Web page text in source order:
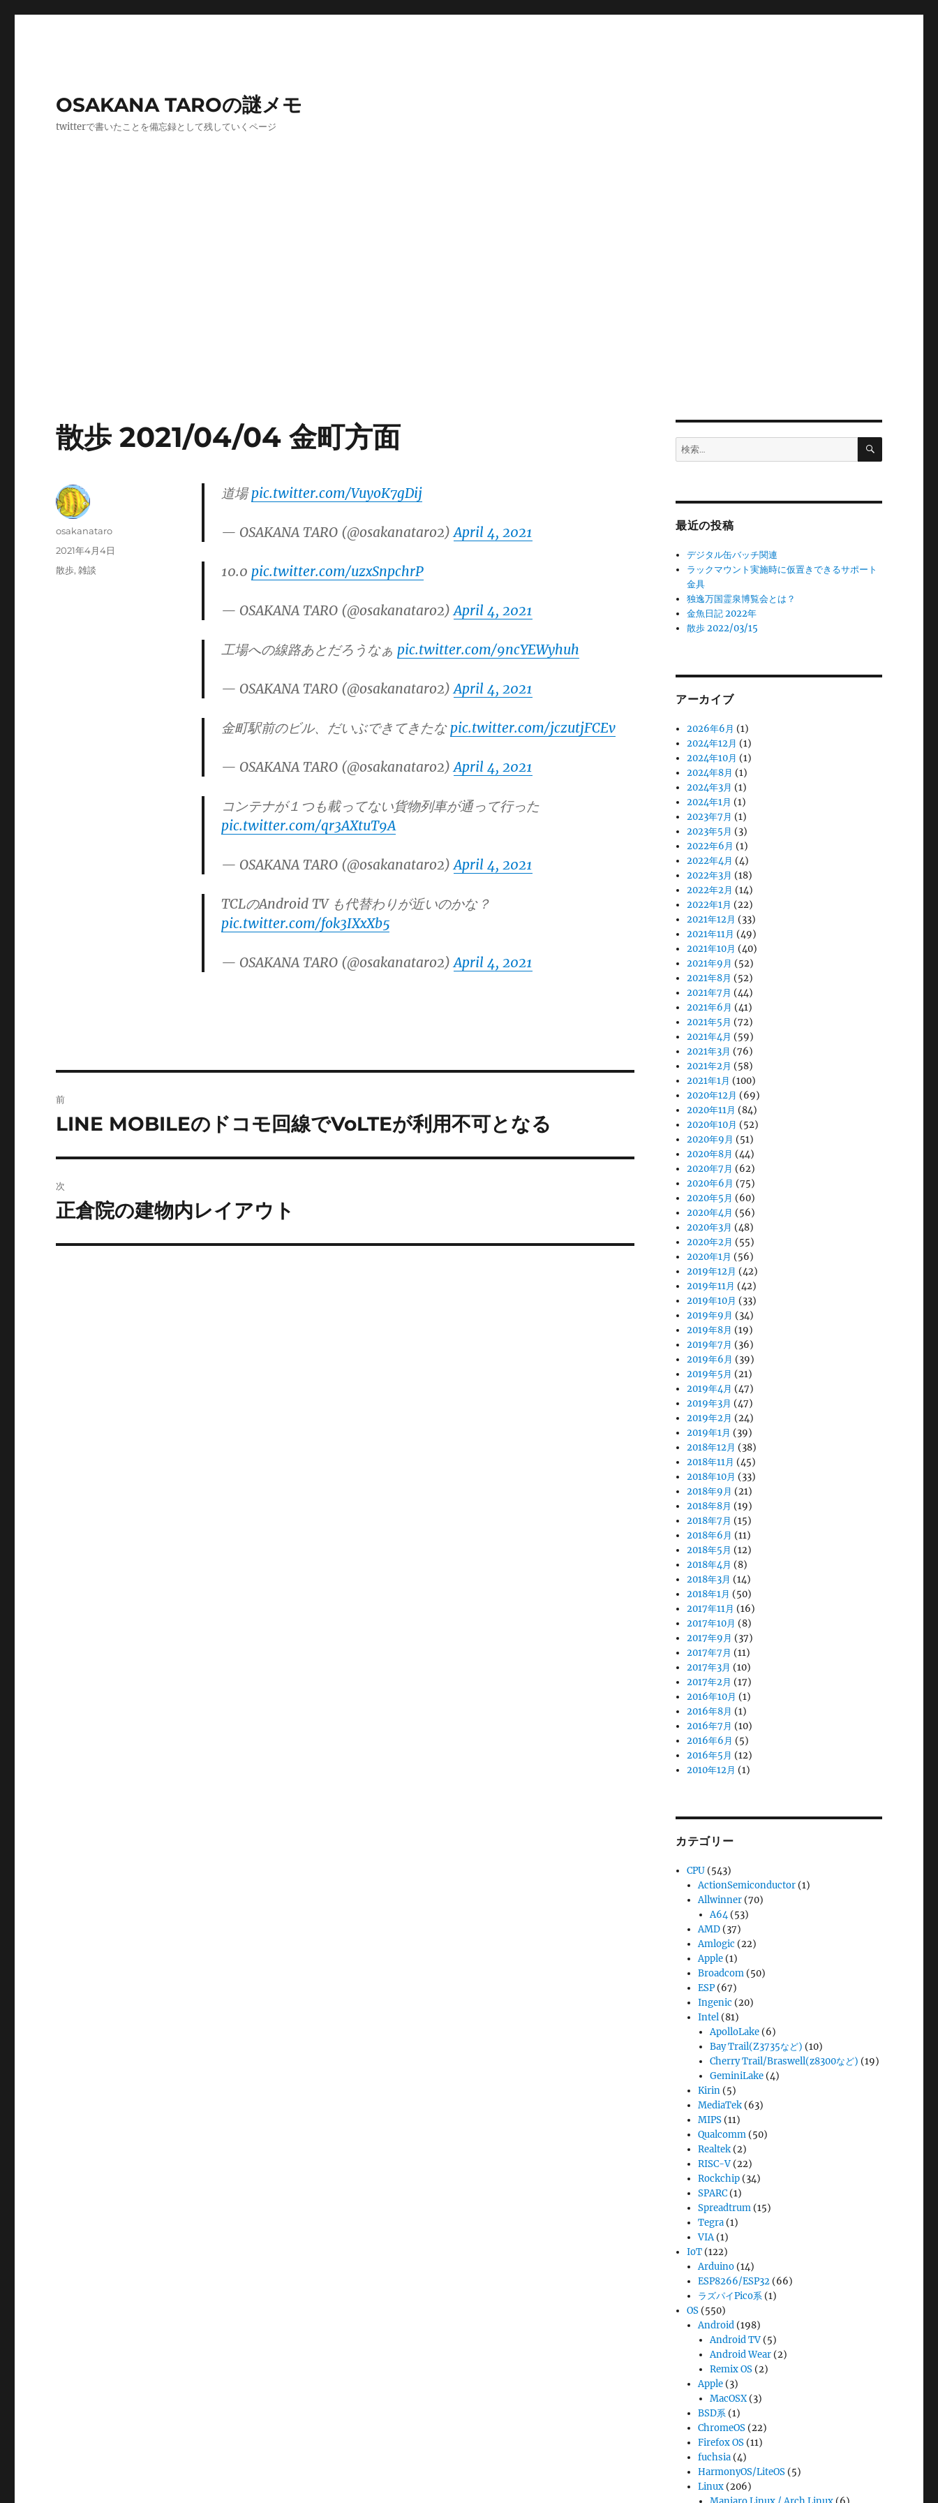
OSAKANA TAROの謎メモ
twitterで書いたことを備忘録として残していくページ
散歩 2021/04/04 金町方面
道場pic.twitter.com/VuyoK7gDij
— OSAKANA TARO (@osakanataro2)April 4, 2021
10.0 pic.twitter.com/uzxSnpchrP
— OSAKANA TARO (@osakanataro2)April 4, 2021
工場への線路あとだろうなぁ pic.twitter.com/9ncYEWyhuh
— OSAKANA TARO (@osakanataro2)April 4, 2021
金町駅前のビル、だいぶできてきたな pic.twitter.com/jczutjFCEv
— OSAKANA TARO (@osakanataro2)April 4, 2021
コンテナが１つも載ってない貨物列車が通って行った
pic.twitter.com/qr3AXtuT9A
— OSAKANA TARO (@osakanataro2)April 4, 2021
TCLのAndroid TV も代替わりが近いのかな？
pic.twitter.com/fok3IXxXb5
— OSAKANA TARO (@osakanataro2)April 4, 2021
投
osakanataro
投
稿
2021年4月4日
カ
散歩,雑談
稿
ゲ
前
前
投
稿:
LINE MOBILEのドコモ回線でVoLTEが利用不可となる
次
次
投
正倉院の建物内レイアウト
検
索:
検
最近の投稿
デジタル缶バッチ関連
ラックマウント実施時に仮置きできるサポート
金具
独逸万国霊泉博覧会とは？
金魚日記 2022年
散歩 2022/03/15
アーカイブ
2026年6月 (1)
2024年12月 (1)
2024年10月 (1)
2024年8月 (1)
2024年3月 (1)
2024年1月 (1)
2023年7月 (1)
2023年5月 (3)
2022年6月 (1)
2022年4月 (4)
2022年3月 (18)
2022年2月 (14)
2022年1月 (22)
2021年12月 (33)
2021年11月 (49)
2021年10月 (40)
2021年9月 (52)
2021年8月 (52)
2021年7月 (44)
2021年6月 (41)
2021年5月 (72)
2021年4月 (59)
2021年3月 (76)
2021年2月 (58)
2021年1月 (100)
2020年12月 (69)
2020年11月 (84)
2020年10月 (52)
2020年9月 (51)
2020年8月 (44)
2020年7月 (62)
2020年6月 (75)
2020年5月 (60)
2020年4月 (56)
2020年3月 (48)
2020年2月 (55)
2020年1月 (56)
2019年12月 (42)
2019年11月 (42)
2019年10月 (33)
2019年9月 (34)
2019年8月 (19)
2019年7月 (36)
2019年6月 (39)
2019年5月 (21)
2019年4月 (47)
2019年3月 (47)
2019年2月 (24)
2019年1月 (39)
2018年12月 (38)
2018年11月 (45)
2018年10月 (33)
2018年9月 (21)
2018年8月 (19)
2018年7月 (15)
2018年6月 (11)
2018年5月 (12)
2018年4月 (8)
2018年3月 (14)
2018年1月 (50)
2017年11月 (16)
2017年10月 (8)
2017年9月 (37)
2017年7月 (11)
2017年3月 (10)
2017年2月 (17)
2016年10月 (1)
2016年8月 (1)
2016年7月 (10)
2016年6月 (5)
2016年5月 (12)
2010年12月 (1)
カテゴリー
CPU (543)
ActionSemiconductor (1)
Allwinner (70)
A64(53)
AMD (37)
Amlogic (22)
Apple (1)
Broadcom (50)
ESP (67)
Ingenic (20)
Intel (81)
ApolloLake(6)
Bay Trail(Z3735など) (10)
Cherry Trail/Braswell(z8300など) (19)
GeminiLake(4)
Kirin (5)
MediaTek (63)
MIPS (11)
Qualcomm (50)
Realtek (2)
RISC-V (22)
Rockchip (34)
SPARC (1)
Spreadtrum (15)
Tegra (1)
VIA(1)
IoT (122)
Arduino (14)
ESP8266/ESP32 (66)
ラズパイPico系 (1)
OS (550)
Android (198)
Android TV(5)
Android Wear(2)
Remix OS(2)
Apple (3)
MacOSX(3)
BSD系 (1)
ChromeOS (22)
Firefox OS (11)
fuchsia (4)
HarmonyOS/LiteOS (5)
Linux (206)